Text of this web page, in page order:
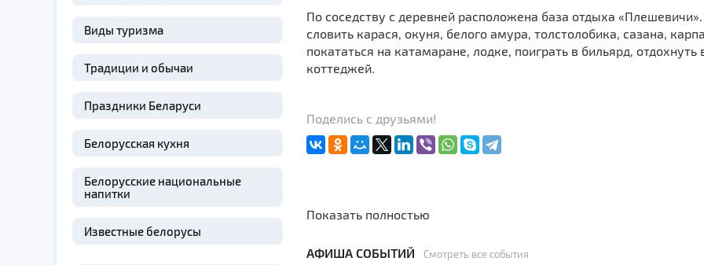
Виды туризма
Традиции и обычаи
Праздники Беларуси
Белорусская кухня
Белорусские национальные
напитки
Известные белорусы
По соседству с деревней расположена база отдыха
словить карася, окуня, белого амура, толстолобика, сазана,
покататься на катамаране, лодке, поиграть в бильярд,
коттеджей.
Поделись с друзьями!
Показать полностью
АФИША СОБЫТИЙ Смотреть все события